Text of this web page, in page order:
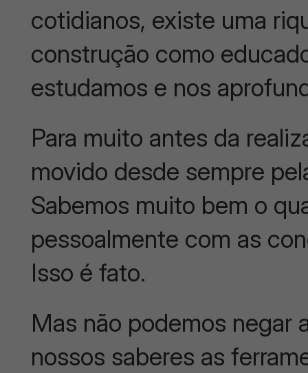
cotidianos, existe uma
construção como
estudamos e nos
Para muito antes da
movido desde sempre
Sabemos muito bem o
pessoalmente com as
Isso é fato.
Mas não podemos negar
nossos saberes as